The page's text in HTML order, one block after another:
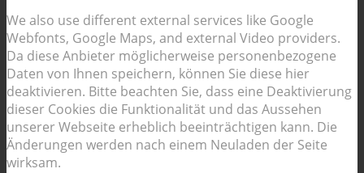
We also use different external services like Google
Webfonts, Google Maps, and external Video providers.
Da diese Anbieter möglicherweise personenbezogene
Daten von Ihnen speichern, können Sie diese hier
deaktivieren. Bitte beachten Sie, dass eine Deaktivierung
dieser Cookies die Funktionalität und das Aussehen
unserer Webseite erheblich beeinträchtigen kann. Die
Änderungen werden nach einem Neuladen der Seite
wirksam.